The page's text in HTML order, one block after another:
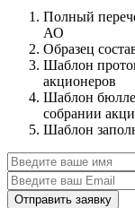
Полный
АО
Образец
Шаблон
акционеров
Шаблон
собрании
Шаблон
Отправить заявку